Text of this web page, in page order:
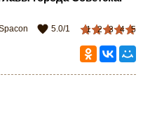
1 2 3 4 5
5.0/1